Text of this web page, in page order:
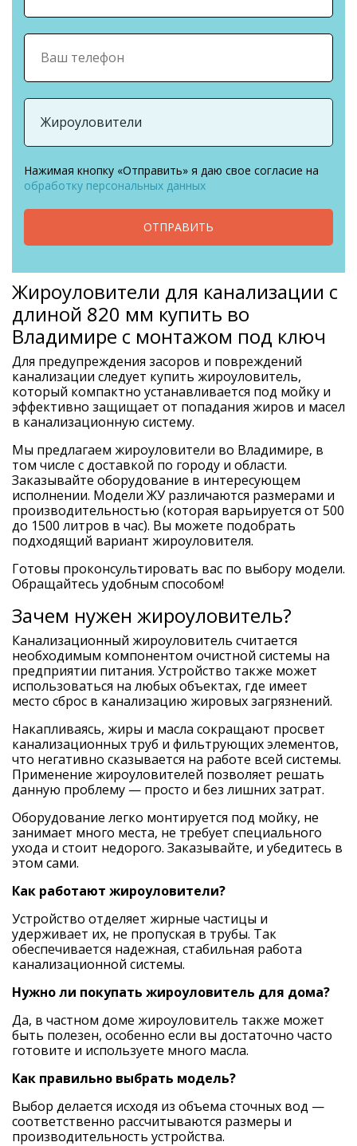
Нажимая кнопку «Отправить» я даю свое согласие на
обработку персональных данных
ОТПРАВИТЬ
Жироуловители для канализации с
длиной 820 мм купить во
Владимире с монтажом под ключ
Для предупреждения засоров и повреждений
канализации следует купить жироуловитель,
который компактно устанавливается под мойку и
эффективно защищает от попадания жиров и масел
в канализационную систему.
Мы предлагаем жироуловители во Владимире, в
том числе с доставкой по городу и области.
Заказывайте оборудование в интересующем
исполнении. Модели ЖУ различаются размерами и
производительностью (которая варьируется от 500
до 1500 литров в час). Вы можете подобрать
подходящий вариант жироуловителя.
Готовы проконсультировать вас по выбору модели.
Обращайтесь удобным способом!
Зачем нужен жироуловитель?
Канализационный жироуловитель считается
необходимым компонентом очистной системы на
предприятии питания. Устройство также может
использоваться на любых объектах, где имеет
место сброс в канализацию жировых загрязнений.
Накапливаясь, жиры и масла сокращают просвет
канализационных труб и фильтрующих элементов,
что негативно сказывается на работе всей системы.
Применение жироуловителей позволяет решать
данную проблему — просто и без лишних затрат.
Оборудование легко монтируется под мойку, не
занимает много места, не требует специального
ухода и стоит недорого. Заказывайте, и убедитесь в
этом сами.
Как работают жироуловители?
Устройство отделяет жирные частицы и
удерживает их, не пропуская в трубы. Так
обеспечивается надежная, стабильная работа
канализационной системы.
Нужно ли покупать жироуловитель для дома?
Да, в частном доме жироуловитель также может
быть полезен, особенно если вы достаточно часто
готовите и используете много масла.
Как правильно выбрать модель?
Выбор делается исходя из объема сточных вод —
соответственно рассчитываются размеры и
производительность устройства.